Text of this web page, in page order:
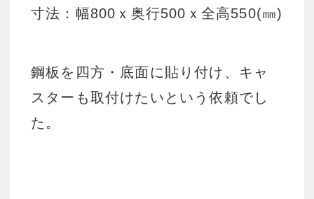
寸法：幅800ｘ奥行500ｘ全高550(㎜)
鋼板を四方・底面に貼り付け、キャ
スターも取付けたいという依頼でし
た。